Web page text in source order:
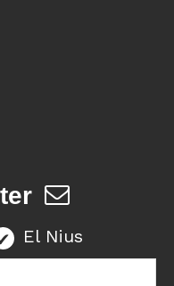
El Nius